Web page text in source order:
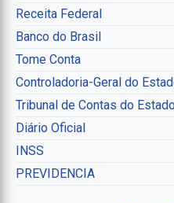
Receita Federal
Banco do Brasil
Tome Conta
Controladoria-Geral do
Tribunal de Contas do
Diário Oficial
INSS
PREVIDENCIA